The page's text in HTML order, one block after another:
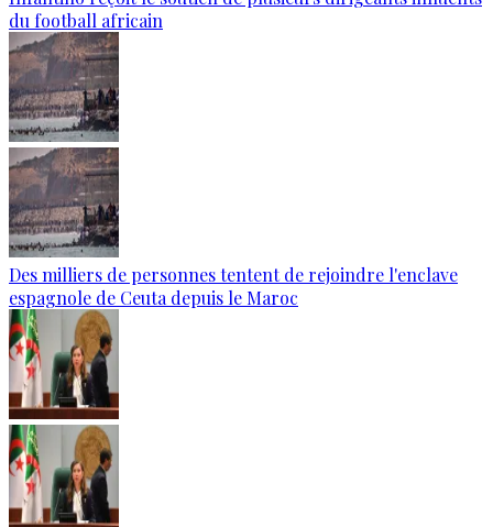
du football africain
Des milliers de personnes tentent de rejoindre l'enclave
espagnole de Ceuta depuis le Maroc